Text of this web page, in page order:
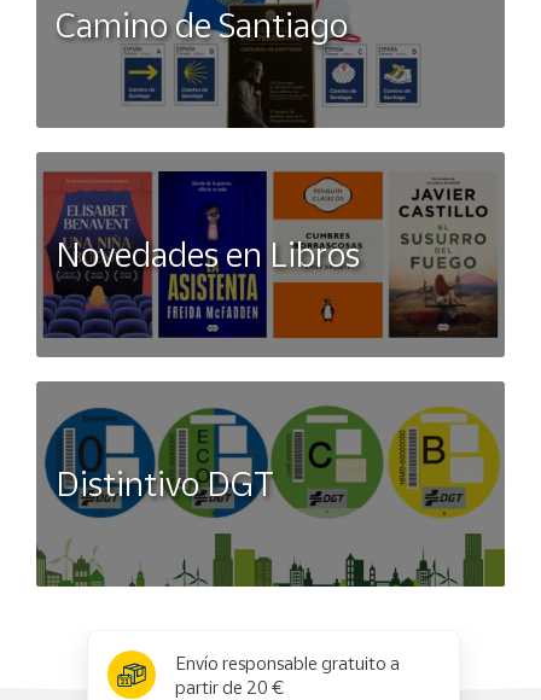
Camino de Santiago
Novedades en Libros
Distintivo DGT
Envío responsable gratuito a
partir de 20 €